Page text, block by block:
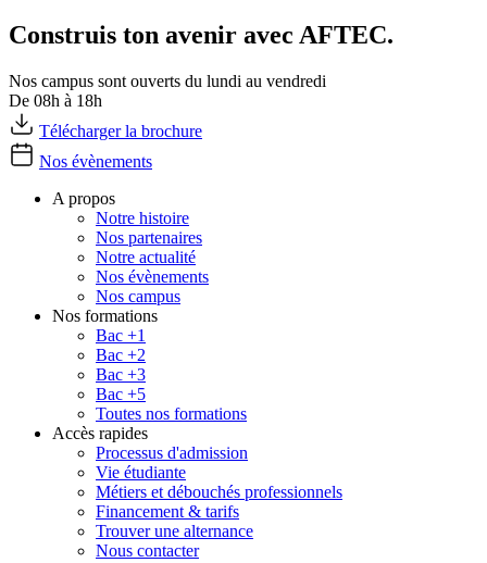
Construis ton avenir avec AFTEC.
Nos campus sont ouverts du lundi au vendredi
De 08h à 18h
Télécharger la brochure
Nos évènements
A propos
Notre histoire
Nos partenaires
Notre actualité
Nos évènements
Nos campus
Nos formations
Bac +1
Bac +2
Bac +3
Bac +5
Toutes nos formations
Accès rapides
Processus d'admission
Vie étudiante
Métiers et débouchés professionnels
Financement & tarifs
Trouver une alternance
Nous contacter